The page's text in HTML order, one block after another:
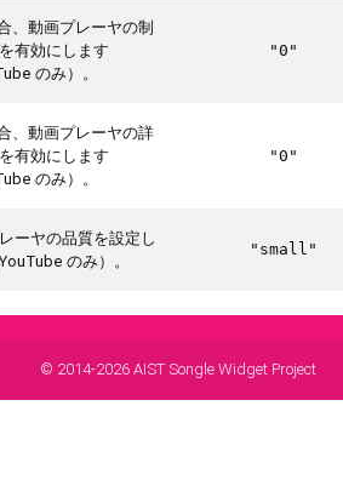
、動画プレーヤの制
有効にします
のみ）。
"0"
、動画プレーヤの詳
有効にします
のみ）。
"0"
ーヤの品質を設定し
のみ）。
"small"
© 2014-2026 AIST Songle Widget Project